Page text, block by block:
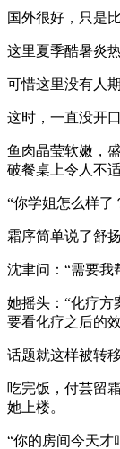
国外很好，只是
这里夏季酷暑炎
可惜这里没有人
这时，一直没开
鱼肉晶莹软嫩，
破餐桌上令人不
“你学姐怎么样了
霜序简单说了舒
沈聿问：“需要我
她摇头：“化疗方
要看化疗之后的
话题就这样被转移
吃完饭，付芸留
她上楼。
“你的房间今天才